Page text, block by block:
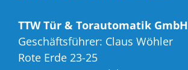
TTW Tür & Torautomatik GmbH
Geschäftsführer: Claus Wöhler
Rote Erde 23-25